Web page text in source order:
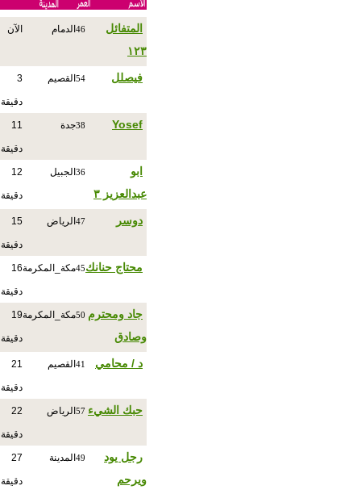
المتفائل
١٢٣
46 الدمام الآن
فيصلل 54 القصيم 3
دقيقة
Yosef
38جدة 11
دقيقة
ابو
عبدالعزيز ٣
36 الجبيل 12
دقيقة
دوسر 47 الرياض 15
دقيقة
محتاج حنانك45مكة_المكرمة16
دقيقة
جاد ومحترم
وصادق
50مكة_المكرمة19
دقيقة
د / محامي 41 القصيم 21
دقيقة
حبك الشيء 57 الرياض 22
دقيقة
رجل يود
ويرحم
49 المدينة 27
دقيقة